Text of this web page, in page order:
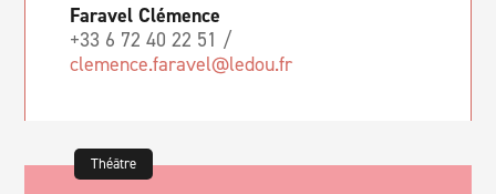
Faravel Clémence
+33 6 72 40 22 51 /
clemence.faravel@ledou.fr
Théâtre